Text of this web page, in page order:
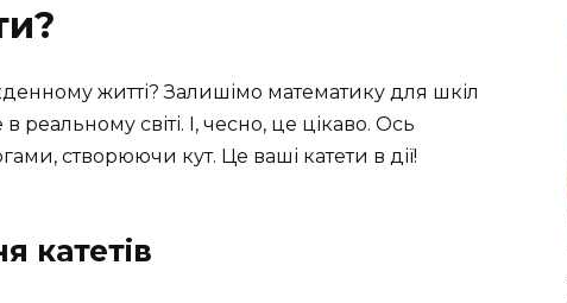
житті? Залишімо математику для шкіл
реальному світі. І, чесно, це цікаво. Ось
створюючи кут. Це ваші катети в дії!
катетів